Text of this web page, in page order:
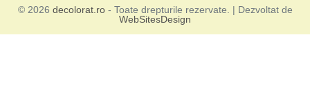
© 2026 decolorat.ro- Toate drepturile rezervate. | Dezvoltat de
WebSitesDesign